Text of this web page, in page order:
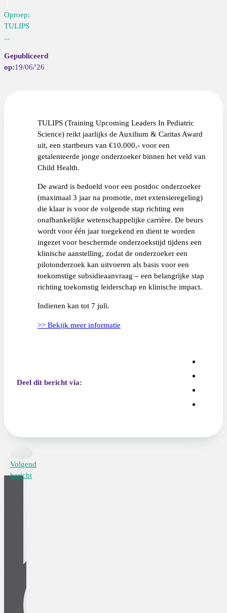
Oproep:
TULIPS
...
19/06/'26
TULIPS (Training Upcoming Leaders In Pediatric
Science) reikt jaarlijks de Auxilium & Caritas Award
uit, een startbeurs van €10.000,- voor een
getalenteerde jonge onderzoeker binnen het veld van
Child Health.
De award is bedoeld voor een postdoc onderzoeker
(maximaal 3 jaar na promotie, met extensieregeling)
die klaar is voor de volgende stap richting een
onafhankelijke wetenschappelijke carrière. De beurs
wordt voor één jaar toegekend en dient te worden
ingezet voor beschermde onderzoekstijd tijdens een
klinische aanstelling, zodat de onderzoeker een
pilotonderzoek kan uitvoeren als basis voor een
toekomstige subsidieaanvraag – een belangrijke stap
richting toekomstig leiderschap en klinische impact.
Indienen kan tot 7 juli.
>> Bekijk meer informatie
Deel dit bericht via:
Volgend
bericht